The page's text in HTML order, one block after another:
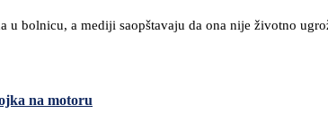
u bolnicu, a mediji saopštavaju da ona nije životno
na motoru